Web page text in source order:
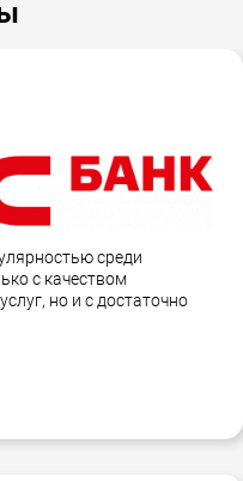
среди
с качеством
но и с достаточно